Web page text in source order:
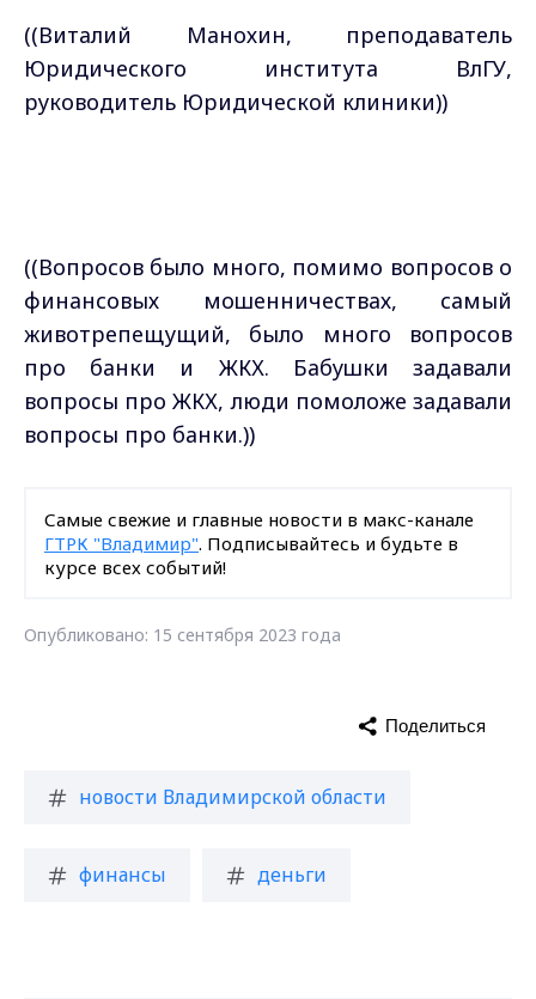
((Виталий Манохин, преподаватель
Юридического института ВлГУ,
руководитель Юридической клиники))
((Вопросов было много, помимо вопросов о
финансовых мошенничествах, самый
животрепещущий, было много вопросов
про банки и ЖКХ. Бабушки задавали
вопросы про ЖКХ, люди помоложе задавали
вопросы про банки.))
Самые свежие и главные новости в макс-канале
ГТРК "Владимир". Подписывайтесь и будьте в
курсе всех событий!
Опубликовано: 15 сентября 2023 года
новости Владимирской области
финансы деньги
Поделиться